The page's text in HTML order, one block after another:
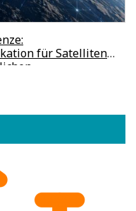
für Satelliten